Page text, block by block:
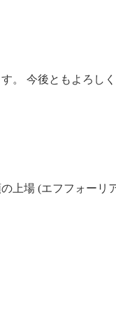
。 今後ともよろしく
上場 (エフフォー